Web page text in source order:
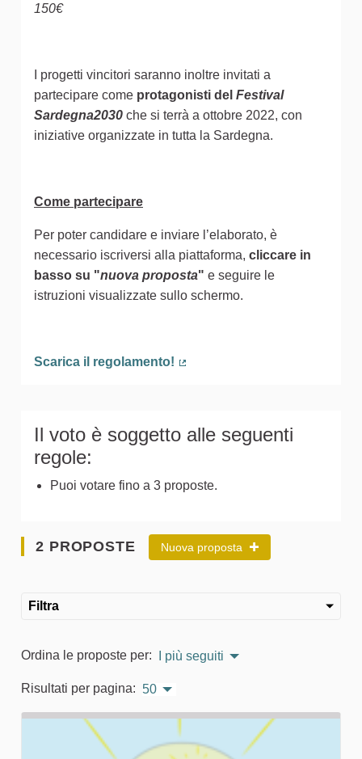
150€
I progetti vincitori saranno inoltre invitati a
partecipare come protagonisti del Festival
Sardegna2030 che si terrà a ottobre 2022, con
iniziative organizzate in tutta la Sardegna.
Come partecipare
Per poter candidare e inviare l’elaborato, è
necessario iscriversi alla piattaforma, cliccare in
basso su "nuova proposta" e seguire le
istruzioni visualizzate sullo schermo.
Scarica il regolamento!
Il voto è soggetto alle seguenti
regole:
Puoi votare fino a 3 proposte.
2 PROPOSTE Nuova proposta
Filtra
Ordina le proposte per: I più seguiti
Risultati per pagina: 50